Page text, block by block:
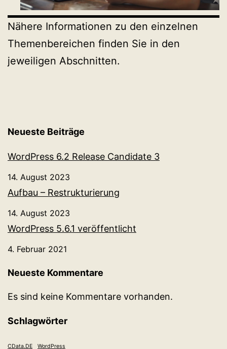
Nähere Informationen zu den einzelnen
Themenbereichen finden Sie in den
jeweiligen Abschnitten.
Neueste Beiträge
WordPress 6.2 Release Candidate 3
14. August 2023
Aufbau – Restrukturierung
14. August 2023
WordPress 5.6.1 veröffentlicht
4. Februar 2021
Neueste Kommentare
Es sind keine Kommentare vorhanden.
Schlagwörter
CData.DE WordPress